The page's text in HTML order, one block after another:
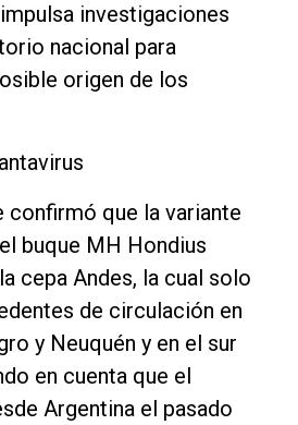
investigaciones
nacional para
origen de los
confirmó que la variante
buque MH Hondius
cepa Andes, la cual solo
de circulación en
y Neuquén y en el sur
en cuenta que el
Argentina el pasado